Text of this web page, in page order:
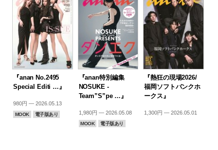
『anan No.2495
Special Editi …』
980円 — 2026.05.13
MOOK 電子版あり
『anan特別編集
NOSUKE -
Team”S”pe …』
1,980円 — 2026.05.08
MOOK 電子版あり
『熱狂の現場2026/
福岡ソフトバンクホ
ークス』
1,300円 — 2026.05.01